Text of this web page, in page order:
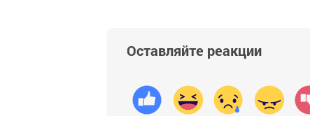
Оставляйте реакции